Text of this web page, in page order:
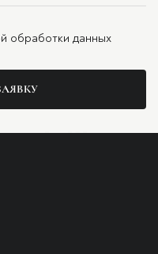
обработки данных